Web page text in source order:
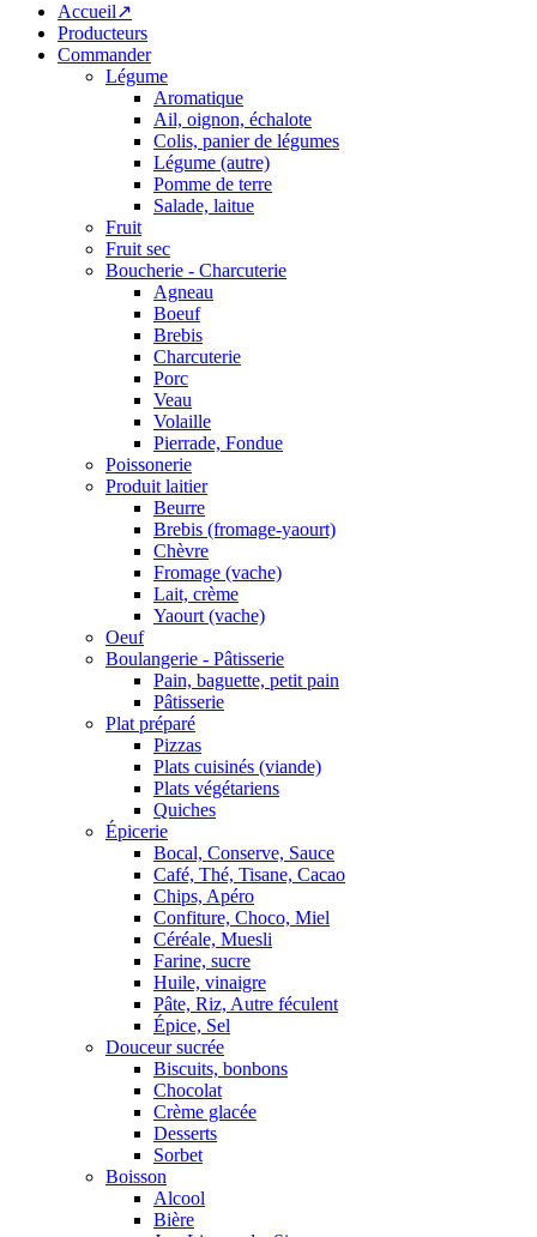
Accueil↗
Producteurs
Commander
Légume
Aromatique
Ail, oignon, échalote
Colis, panier de légumes
Légume (autre)
Pomme de terre
Salade, laitue
Fruit
Fruit sec
Boucherie - Charcuterie
Agneau
Boeuf
Brebis
Charcuterie
Porc
Veau
Volaille
Pierrade, Fondue
Poissonerie
Produit laitier
Beurre
Brebis (fromage-yaourt)
Chèvre
Fromage (vache)
Lait, crème
Yaourt (vache)
Oeuf
Boulangerie - Pâtisserie
Pain, baguette, petit pain
Pâtisserie
Plat préparé
Pizzas
Plats cuisinés (viande)
Plats végétariens
Quiches
Épicerie
Bocal, Conserve, Sauce
Café, Thé, Tisane, Cacao
Chips, Apéro
Confiture, Choco, Miel
Céréale, Muesli
Farine, sucre
Huile, vinaigre
Pâte, Riz, Autre féculent
Épice, Sel
Douceur sucrée
Biscuits, bonbons
Chocolat
Crème glacée
Desserts
Sorbet
Boisson
Alcool
Bière